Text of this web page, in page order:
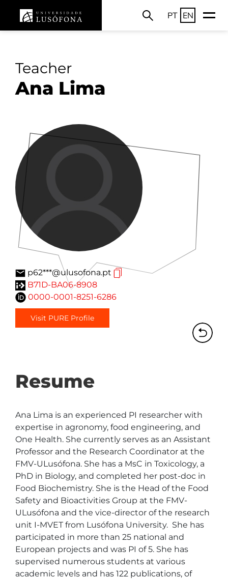
PT EN
Teacher
Ana Lima
p62***@ulusofona.pt
B71D-BA06-8908
0000-0001-8251-6286
Visit PURE Profile
Resume
Ana Lima is an experienced PI researcher with
expertise in agronomy, food engineering, and
One Health. She currently serves as an Assistant
Professor and the Research Coordinator at the
FMV-ULusófona. She has a MsC in Toxicology, a
PhD in Biology, and completed her post-doc in
Food Biochemistry. She is the Head of the Food
Safety and Bioactivities Group at the FMV-
ULusófona and the vice-director of the research
unit I-MVET from Lusófona University.  She has
participated in more than 25 national and
European projects and was PI of 5. She has
supervised numerous students at various
academic levels and has 122 publications, of